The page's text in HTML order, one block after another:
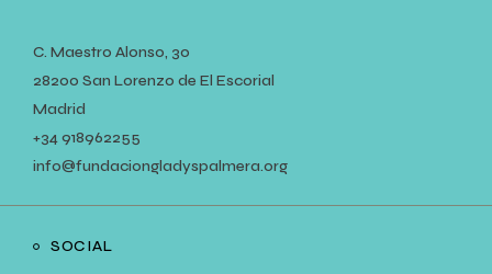
C. Maestro Alonso, 30
28200 San Lorenzo de El Escorial
Madrid
+34918962255
info@fundaciongladyspalmera.org
SOCIAL